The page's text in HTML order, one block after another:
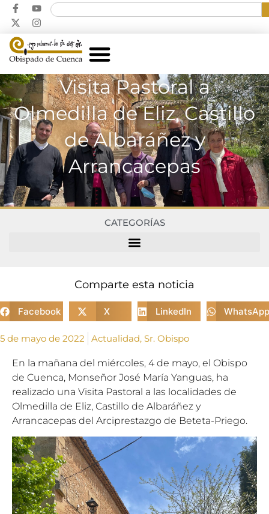
Visita Pastoral a
Olmedilla de Eliz, Castillo
de Albaráñez y
Arrancacepas
CATEGORÍAS
Comparte esta noticia
Facebook X LinkedIn WhatsApp
5 de mayo de 2022 Actualidad, Sr. Obispo
En la mañana del miércoles, 4 de mayo, el Obispo
de Cuenca, Monseñor José María Yanguas, ha
realizado una Visita Pastoral a las localidades de
Olmedilla de Eliz, Castillo de Albaráñez y
Arrancacepas del Arciprestazgo de Beteta-Priego.